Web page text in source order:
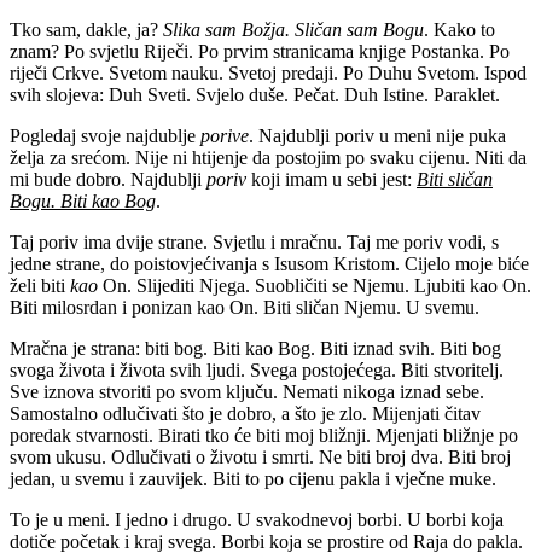
Tko sam, dakle, ja? Slika sam Božja. Sličan sam Bogu. Kako to
znam? Po svjetlu Riječi. Po prvim stranicama knjige Postanka. Po
riječi Crkve. Svetom nauku. Svetoj predaji. Po Duhu Svetom. Ispod
svih slojeva: Duh Sveti. Svjelo duše. Pečat. Duh Istine. Paraklet.
Pogledaj svoje najdublje porive. Najdublji poriv u meni nije puka
želja za srećom. Nije ni htijenje da postojim po svaku cijenu. Niti da
mi bude dobro. Najdublji poriv koji imam u sebi jest: Biti sličan
Bogu. Biti kao Bog.
Taj poriv ima dvije strane. Svjetlu i mračnu. Taj me poriv vodi, s
jedne strane, do poistovjećivanja s Isusom Kristom. Cijelo moje biće
želi biti kao On. Slijediti Njega. Suobličiti se Njemu. Ljubiti kao On.
Biti milosrdan i ponizan kao On. Biti sličan Njemu. U svemu.
Mračna je strana: biti bog. Biti kao Bog. Biti iznad svih. Biti bog
svoga života i života svih ljudi. Svega postojećega. Biti stvoritelj.
Sve iznova stvoriti po svom ključu. Nemati nikoga iznad sebe.
Samostalno odlučivati što je dobro, a što je zlo. Mijenjati čitav
poredak stvarnosti. Birati tko će biti moj bližnji. Mjenjati bližnje po
svom ukusu. Odlučivati o životu i smrti. Ne biti broj dva. Biti broj
jedan, u svemu i zauvijek. Biti to po cijenu pakla i vječne muke.
To je u meni. I jedno i drugo. U svakodnevoj borbi. U borbi koja
dotiče početak i kraj svega. Borbi koja se prostire od Raja do pakla.